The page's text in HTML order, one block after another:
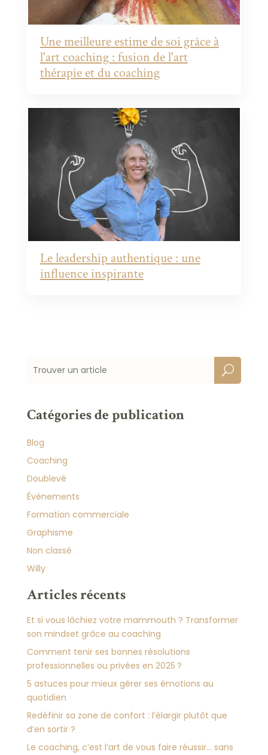
Une meilleure estime de soi grâce à
l'art coaching : fusion de l'art
thérapie et du coaching
Le leadership authentique : une
influence inspirante
Catégories de publication
Blog
Coaching
Doublevé
Événements
Formation commerciale
Graphisme
Non classé
Willy
Articles récents
Et si vous lâchiez votre mammouth ? Transformer
son mindset grâce au coaching
Comment tenir ses bonnes résolutions
professionnelles ou privées en 2025 ?
5 astuces pour mieux gérer ses émotions au
quotidien
Redéfinir sa zone de confort : l’élargir plutôt que
d’en sortir ?
Le coaching, c’est l’art de vous faire réussir… sans